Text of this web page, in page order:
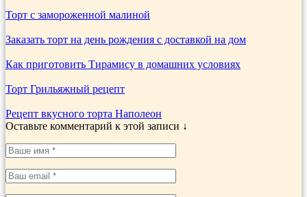
Торт с замороженной малиной
Заказать торт на день рождения с доставкой на дом
Как приготовить Тирамису в домашних условиях
Торт Грильяжный рецепт
Рецепт вкусного торта Наполеон
Оставьте комментарий к этой записи ↓